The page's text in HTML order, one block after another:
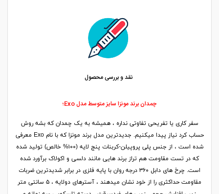
نقد و بررسی محصول
چمدان برند مونزا سایز متوسط مدل Exo؛
سفر کاری یا تفریحی تفاوتی نداره ، همیشه به یک چمدان که بشه روش
حساب کرد نیاز پیدا میکنیم. جدیدترین مدل برند مونزا که با نام Exo معرفی
شده است ، از جنس پلی پروپیلن-کربنات پنج لایه (۱۰۰% خالص) تولید شده
که در تست مقاومت هم تراز برند هایی مانند دلسی و اکولاک برآورد شده
است. چرخ های دابل ۳۶۰ درجه روان با پایه فلزی در برابر شدیدترین ضربات
مقاومت حداکثری را از خود نشان میدهند ، آسترهای دولایه ، ۵ سانتی متر